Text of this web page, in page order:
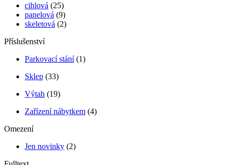
cihlová (25)
panelová (9)
skeletová (2)
Příslušenství
Parkovací stání(1)
Sklep (33)
Výtah (19)
Zařízení nábytkem (4)
Omezení
Jen novinky (2)